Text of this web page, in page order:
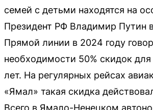
семей с детьми находятся на
Президент РФ Владимир Путин
Прямой линии в 2024 году
необходимости 50% скидок для
лет. На регулярных рейсах
«Ямал» такая скидка
Всего в Ямало-Ненецком